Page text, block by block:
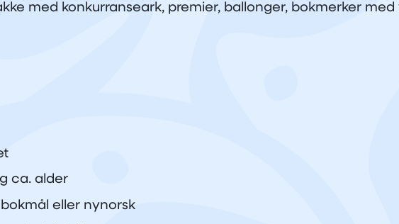
med konkurranseark, premier, ballonger, bokmerker
ca. alder
eller nynorsk